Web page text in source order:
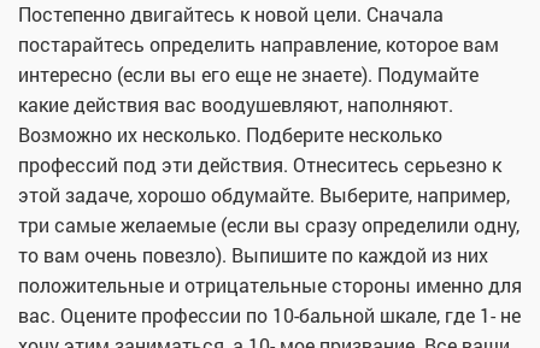
Постепенно двигайтесь к новой цели. Сначала
постарайтесь определить направление, которое вам
интересно (если вы его еще не знаете). Подумайте
какие действия вас воодушевляют, наполняют.
Возможно их несколько. Подберите несколько
профессий под эти действия. Отнеситесь серьезно к
этой задаче, хорошо обдумайте. Выберите, например,
три самые желаемые (если вы сразу определили одну,
то вам очень повезло). Выпишите по каждой из них
положительные и отрицательные стороны именно для
вас. Оцените профессии по 10-бальной шкале, где 1- не